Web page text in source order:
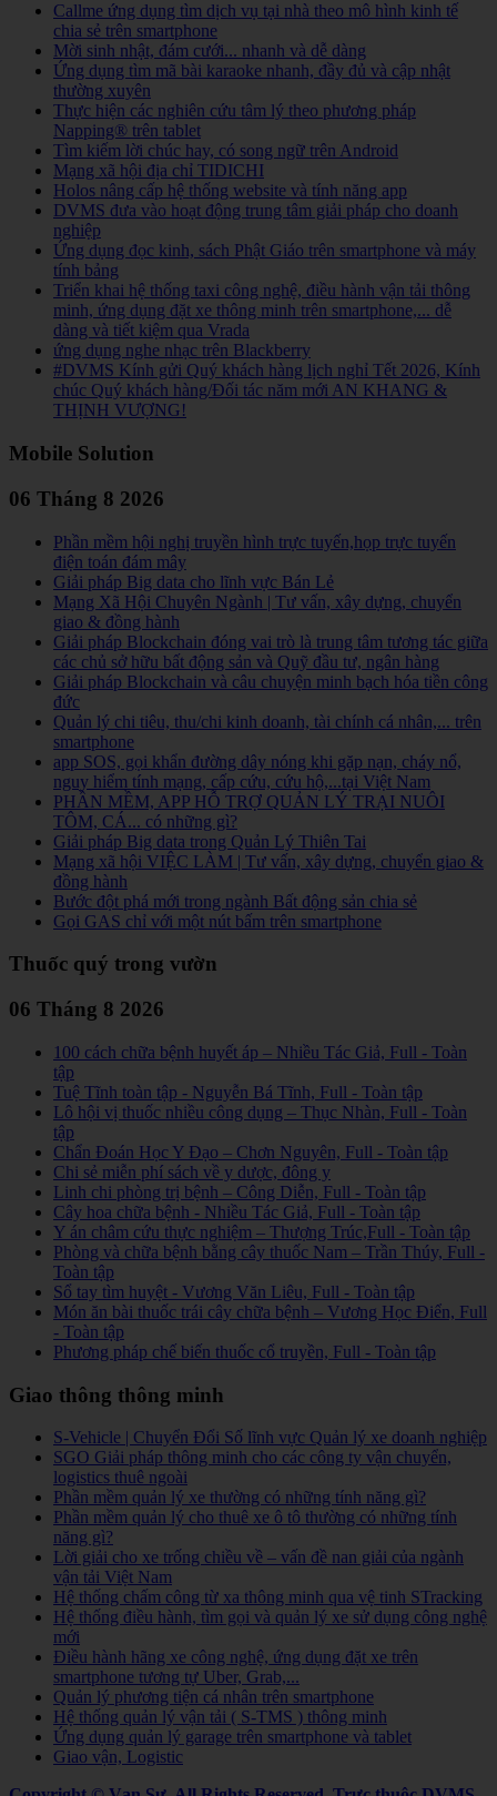
Callme ứng dụng tìm dịch vụ tại nhà theo mô hình kinh tế
chia sẻ trên smartphone
Mời sinh nhật, đám cưới... nhanh và dễ dàng
Ứng dụng tìm mã bài karaoke nhanh, đầy đủ và cập nhật
thường xuyên
Thực hiện các nghiên cứu tâm lý theo phương pháp
Napping® trên tablet
Tìm kiếm lời chúc hay, có song ngữ trên Android
Mạng xã hội địa chỉ TIDICHI
Holos nâng cấp hệ thống website và tính năng app
DVMS đưa vào hoạt động trung tâm giải pháp cho doanh
nghiệp
Ứng dụng đọc kinh, sách Phật Giáo trên smartphone và máy
tính bảng
Triển khai hệ thống taxi công nghệ, điều hành vận tải thông
minh, ứng dụng đặt xe thông minh trên smartphone,... dễ
dàng và tiết kiệm qua Vrada
ứng dụng nghe nhạc trên Blackberry
#DVMS Kính gửi Quý khách hàng lịch nghỉ Tết 2026, Kính
chúc Quý khách hàng/Đối tác năm mới AN KHANG &
THỊNH VƯỢNG!
Mobile Solution
06 Tháng 8 2026
Phần mềm hội nghị truyền hình trực tuyến,họp trực tuyến
điện toán đám mây
Giải pháp Big data cho lĩnh vực Bán Lẻ
Mạng Xã Hội Chuyên Ngành | Tư vấn, xây dựng, chuyển
giao & đồng hành
Giải pháp Blockchain đóng vai trò là trung tâm tương tác giữa
các chủ sở hữu bất động sản và Quỹ đầu tư, ngân hàng
Giải pháp Blockchain và câu chuyện minh bạch hóa tiền công
đức
Quản lý chi tiêu, thu/chi kinh doanh, tài chính cá nhân,... trên
smartphone
app SOS, gọi khẩn đường dây nóng khi gặp nạn, cháy nổ,
nguy hiểm tính mạng, cấp cứu, cứu hộ,...tại Việt Nam
PHẦN MỀM, APP HỖ TRỢ QUẢN LÝ TRẠI NUÔI
TÔM, CÁ... có những gì?
Giải pháp Big data trong Quản Lý Thiên Tai
Mạng xã hội VIỆC LÀM | Tư vấn, xây dựng, chuyển giao &
đồng hành
Bước đột phá mới trong ngành Bất động sản chia sẻ
Gọi GAS chỉ với một nút bấm trên smartphone
Thuốc quý trong vườn
06 Tháng 8 2026
100 cách chữa bệnh huyết áp – Nhiều Tác Giả, Full - Toàn
tập
Tuệ Tĩnh toàn tập - Nguyễn Bá Tĩnh, Full - Toàn tập
Lô hội vị thuốc nhiều công dụng – Thục Nhàn, Full - Toàn
tập
Chẩn Đoán Học Y Đạo – Chơn Nguyên, Full - Toàn tập
Chi sẻ miễn phí sách về y dược, đông y
Linh chi phòng trị bệnh – Công Diễn, Full - Toàn tập
Cây hoa chữa bệnh - Nhiều Tác Giả, Full - Toàn tập
Y án châm cứu thực nghiệm – Thượng Trúc,Full - Toàn tập
Phòng và chữa bệnh bằng cây thuốc Nam – Trần Thúy, Full -
Toàn tập
Sổ tay tìm huyệt - Vương Văn Liêu, Full - Toàn tập
Món ăn bài thuốc trái cây chữa bệnh – Vương Học Điển, Full
- Toàn tập
Phương pháp chế biến thuốc cổ truyền, Full - Toàn tập
Giao thông thông minh
S-Vehicle | Chuyển Đổi Số lĩnh vực Quản lý xe doanh nghiệp
SGO Giải pháp thông minh cho các công ty vận chuyển,
logistics thuê ngoài
Phần mềm quản lý xe thường có những tính năng gì?
Phần mềm quản lý cho thuê xe ô tô thường có những tính
năng gì?
Lời giải cho xe trống chiều về – vấn đề nan giải của ngành
vận tải Việt Nam
Hệ thống chấm công từ xa thông minh qua vệ tinh STracking
Hệ thống điều hành, tìm gọi và quản lý xe sử dụng công nghệ
mới
Điều hành hãng xe công nghệ, ứng dụng đặt xe trên
smartphone tương tự Uber, Grab,...
Quản lý phương tiện cá nhân trên smartphone
Hệ thống quản lý vận tải ( S-TMS ) thông minh
Ứng dụng quản lý garage trên smartphone và tablet
Giao vận, Logistic